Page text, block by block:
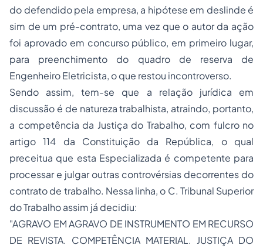
do defendido pela empresa, a hipótese em deslinde é
sim de um pré-contrato, uma vez que o autor da ação
foi aprovado em concurso público, em primeiro lugar,
para preenchimento do quadro de reserva de
Engenheiro Eletricista, o que restou incontroverso.
Sendo assim, tem-se que a relação jurídica em
discussão é de natureza trabalhista, atraindo, portanto,
a competência da Justiça do Trabalho, com fulcro no
artigo 114 da Constituição da República, o qual
preceitua que esta Especializada é competente para
processar e julgar outras controvérsias decorrentes do
contrato de trabalho. Nessa linha, o C. Tribunal Superior
do Trabalho assim já decidiu:
"AGRAVO EM AGRAVO DE INSTRUMENTO EM RECURSO
DE REVISTA. COMPETÊNCIA MATERIAL. JUSTIÇA DO